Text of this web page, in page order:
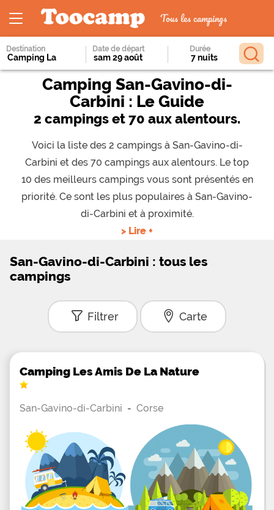
Tous les campings
Destination Date de départ Durée
Camping San-Gavino-di-
Carbini : Le Guide
2 campings et 70 aux alentours.
Voici la liste des 2 campings à San-Gavino-di-
Carbini et des 70 campings aux alentours. Le top
10 des meilleurs campings vous sont présentés en
priorité. Ce sont les plus populaires à San-Gavino-
di-Carbini et à proximité.
> Lire +
San-Gavino-di-Carbini : tous les
campings
Filtrer Carte
Camping Les Amis De La Nature
San-Gavino-di-Carbini - Corse